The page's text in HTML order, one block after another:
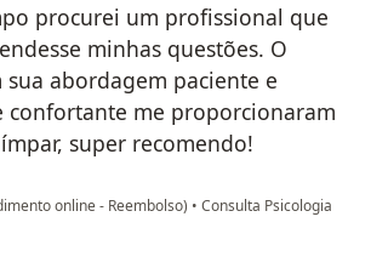
procurei um profissional que
minhas questões. O
sua abordagem paciente e
confortante me proporcionaram
super recomendo!
online - Reembolso) • Consulta Psicologia
Mateus